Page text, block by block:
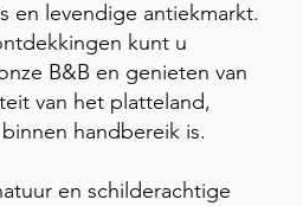
en levendige antiekmarkt.
kunt u
B&B en genieten van
van het platteland,
handbereik is.
en schilderachtige